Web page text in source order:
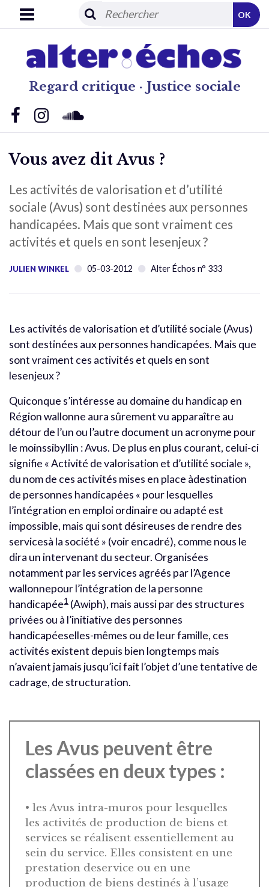
Regard critique · Justice sociale
OK
Vous avez dit Avus ?
Les activités de valorisation et d’utilité
sociale (Avus) sont destinées aux personnes
handicapées. Mais que sont vraiment ces
activités et quels en sont lesenjeux ?
JULIEN WINKEL 05-03-2012 Alter Échos n° 333
Les activités de valorisation et d’utilité sociale (Avus)
sont destinées aux personnes handicapées. Mais que
sont vraiment ces activités et quels en sont
lesenjeux ?
Quiconque s’intéresse au domaine du handicap en
Région wallonne aura sûrement vu apparaître au
détour de l’un ou l’autre document un acronyme pour
le moinssibyllin : Avus. De plus en plus courant, celui-ci
signifie « Activité de valorisation et d’utilité sociale »,
du nom de ces activités mises en place àdestination
de personnes handicapées « pour lesquelles
l’intégration en emploi ordinaire ou adapté est
impossible, mais qui sont désireuses de rendre des
servicesà la société » (voir encadré), comme nous le
dira un intervenant du secteur. Organisées
notamment par les services agréés par l’Agence
wallonnepour l’intégration de la personne
handicapée1 (Awiph), mais aussi par des structures
privées ou à l’initiative des personnes
handicapéeselles-mêmes ou de leur famille, ces
activités existent depuis bien longtemps mais
n’avaient jamais jusqu’ici fait l’objet d’une tentative de
cadrage, de structuration.
Les Avus peuvent être
classées en deux types :
• les Avus intra-muros pour lesquelles
les activités de production de biens et
services se réalisent essentiellement au
sein du service. Elles consistent en une
prestation deservice ou en une
production de biens destinés à l’usage